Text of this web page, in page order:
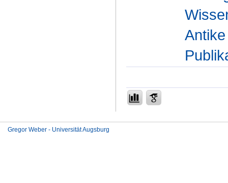
Antike
Gregor Weber - Universität Augsburg